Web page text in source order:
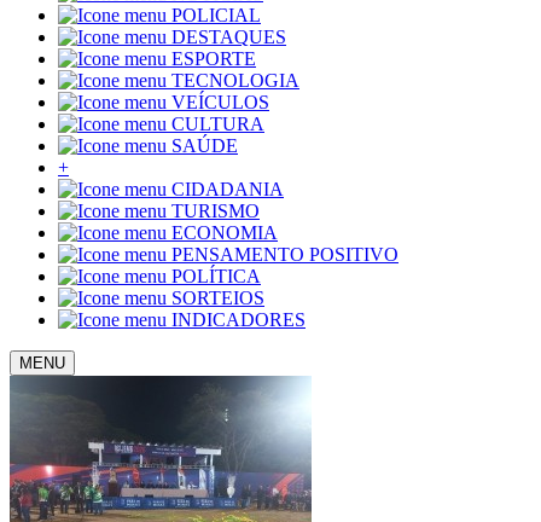
POLICIAL
DESTAQUES
ESPORTE
TECNOLOGIA
VEÍCULOS
CULTURA
SAÚDE
+
CIDADANIA
TURISMO
ECONOMIA
PENSAMENTO POSITIVO
POLÍTICA
SORTEIOS
INDICADORES
MENU